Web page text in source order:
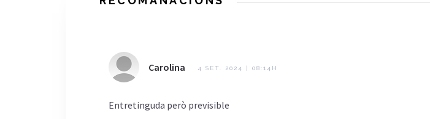
Carolina 4 SET. 2024 | 08:14H
Entretinguda però previsible